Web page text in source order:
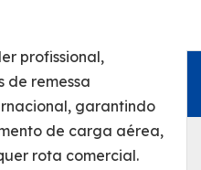
profissional,
de remessa
garantindo
de carga aérea,
rota comercial.